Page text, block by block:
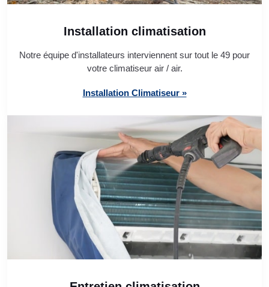
Installation climatisation
Notre équipe d'installateurs interviennent sur tout le 49 pour
votre climatiseur air / air.
Installation Climatiseur »